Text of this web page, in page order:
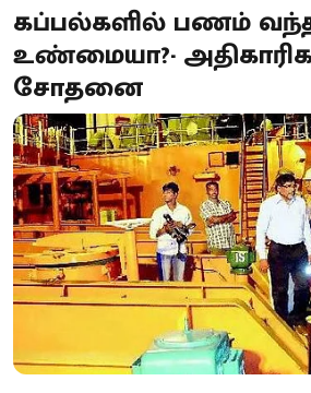
கப்பல்களில் பணம்
உண்மையா? -
சோதனை